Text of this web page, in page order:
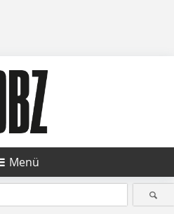
Menü